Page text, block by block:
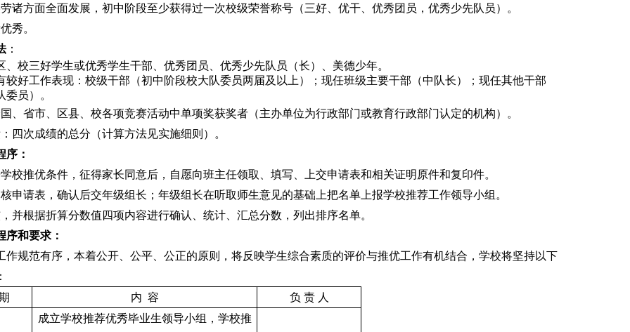
诸方面全面发展，初中阶段至少获得过一次校级荣誉称号（三好、优干、优秀团员，优秀少先队员）。
秀。
：
、校三好学生或优秀学生干部、优秀团员、优秀少先队员（长）、美德少年。
较好工作表现：校级干部（初中阶段校大队委员两届及以上）；现任班级主要干部（中队长）；现任其他干部
委员）。
、省市、区县、校各项竞赛活动中单项奖获奖者（主办单位为行政部门或教育行政部门认定的机构）。
四次成绩的总分（计算方法见实施细则）。
序：
校推优条件，征得家长同意后，自愿向班主任领取、填写、上交申请表和相关证明原件和复印件。
申请表，确认后交年级组长；年级组长在听取师生意见的基础上把名单上报学校推荐工作领导小组。
并根据折算分数值四项内容进行确认、统计、汇总分数，列出排序名单。
序和要求：
作规范有序，本着公开、公平、公正的原则，将反映学生综合素质的评价与推优工作有机结合，学校将坚持以下
内 容 负 责 人
成立学校推荐优秀毕业生领导小组，学校推